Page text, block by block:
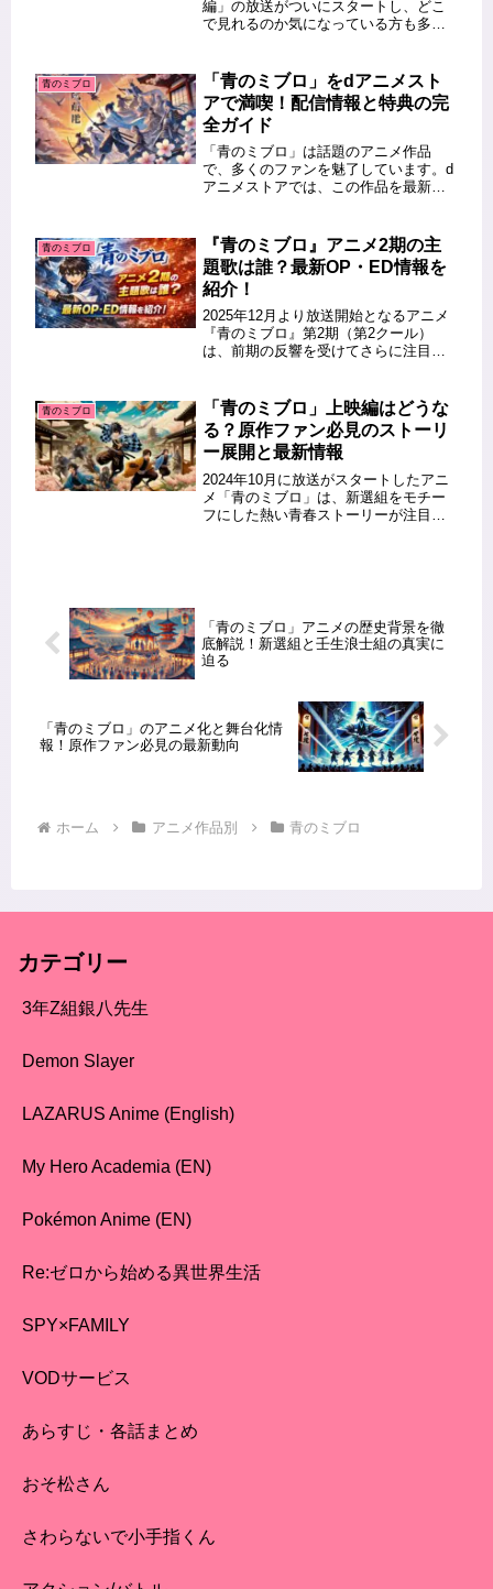
編」の放送がついにスタートし、どこ
で見れるのか気になっている方も多い
イト情報を中心に、見逃してしまった
場合の対策や、おすすめの視聴方法ま
で...
青のミブロ
「青のミブロ」をdアニメスト
アで満喫！配信情報と特典の完
全ガイド
「青のミブロ」は話題のアニメ作品
で、多くのファンを魅了しています。d
アニメストアでは、この作品を最新エ
も充実しており、より楽しめる要素が
満載です。本記事では、「青のミブ
ロ」...
青のミブロ
『青のミブロ』アニメ2期の主
題歌は誰？最新OP・ED情報を
紹介！
2025年12月より放送開始となるアニメ
『青のミブロ』第2期（第2クール）
は、前期の反響を受けてさらに注目が
アーティストが誰なのか、そしてOP・
EDテーマのタイトルや世界...
青のミブロ
「青のミブロ」上映編はどうな
る？原作ファン必見のストーリ
ー展開と最新情報
2024年10月に放送がスタートしたアニ
メ「青のミブロ」は、新選組をモチー
フにした熱い青春ストーリーが注目を
「青のミブロ」アニメの歴史背景を徹
底解説！新選組と壬生浪士組の真実に
迫る
「青のミブロ」のアニメ化と舞台化情
報！原作ファン必見の最新動向
ホーム アニメ作品別 青のミブロ
カテゴリー
3年Z組銀八先生
Demon Slayer
LAZARUS Anime (English)
My Hero Academia (EN)
Pokémon Anime (EN)
Re:ゼロから始める異世界生活
SPY×FAMILY
VODサービス
あらすじ・各話まとめ
おそ松さん
さわらないで小手指くん